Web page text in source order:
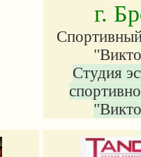
г.
Студия